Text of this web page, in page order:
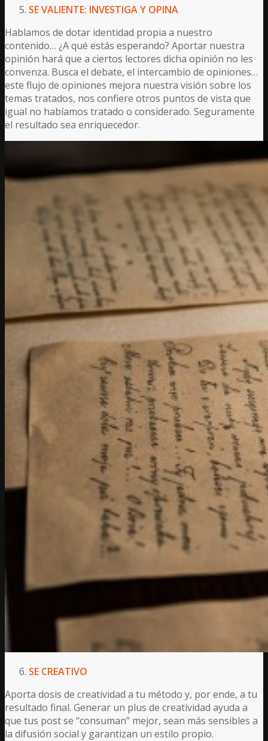
SE VALIENTE: INVESTIGA Y OPINA
Hablamos de dotar identidad propia a nuestro
contenido… ¿A qué estás esperando? Aportar nuestra
opinión hará que a ciertos lectores dicha opinión no les
convenza. Busca el debate, el intercambio de opiniones…
este flujo de opiniones mejora nuestra visión sobre los
temas tratados, nos confiere otros puntos de vista que
igual no habíamos tratado o considerado. Seguramente
el resultado sea enriquecedor.
SE CREATIVO
Aporta dosis de creatividad a tu método y, por ende, a tu
resultado final. Generar un plus de creatividad ayuda a
que tus post se “consuman” mejor, sean más sensibles a
la difusión social y garantizan un estilo propio.